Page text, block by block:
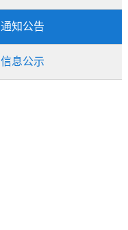
通知公告
信息公示